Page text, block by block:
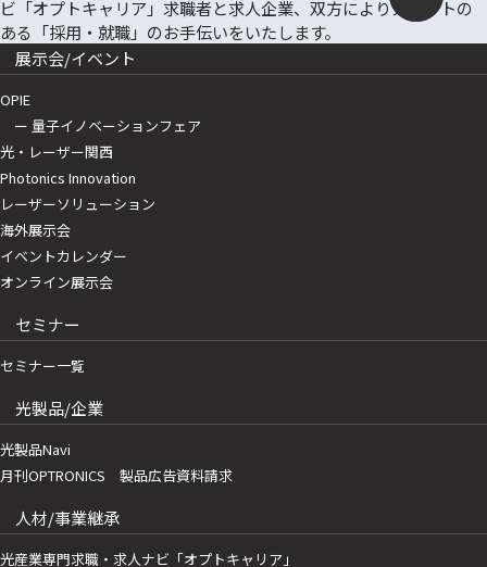
展示会/イベント
OPIE
ー 量子イノベーションフェア
光・レーザー関西
Photonics Innovation
レーザーソリューション
海外展示会
イベントカレンダー
オンライン展示会
セミナー
セミナー一覧
光製品/企業
光製品Navi
月刊OPTRONICS 製品広告資料請求
人材/事業継承
光産業専門求職・求人ナビ「オプトキャリア」